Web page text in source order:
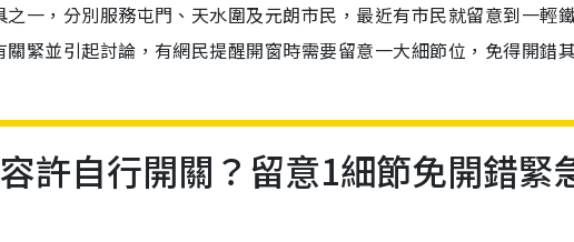
一，分別服務屯門、天水圍及元朗市民，最近有市民就留意到一輕
緊並引起討論，有網民提醒開窗時需要留意一大細節位，免得開錯
許自行開關？留意1細節免開錯緊